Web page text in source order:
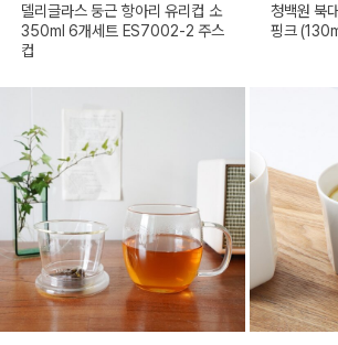
델리글라스 둥근 항아리 유리컵 소
350ml 6개세트 ES7002-2 주스
컵
청백원 북
핑크